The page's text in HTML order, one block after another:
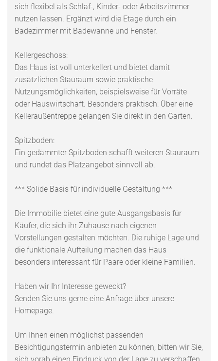
sich flexibel als Schlaf-, Kinder- oder Arbeitszimmer
nutzen lassen. Ergänzt wird die Etage durch ein
Badezimmer mit Badewanne und Fenster.
Kellergeschoss:
Das Haus ist voll unterkellert und bietet damit
zusätzlichen Stauraum sowie praktische
Nutzungsmöglichkeiten, beispielsweise für Vorräte
oder Hauswirtschaft. Besonders praktisch: Über eine
Kelleraußentreppe gelangen Sie direkt in den Garten.
Spitzboden:
Ein gedämmter Spitzboden schafft weiteren Stauraum
und rundet das Platzangebot sinnvoll ab.
*** Solide Basis für individuelle Gestaltung ***
Die Immobilie bietet eine gute Ausgangsbasis für
Käufer, die sich ihr Zuhause nach eigenen
Vorstellungen gestalten möchten. Die ruhige Lage und
die funktionale Aufteilung machen das Haus
besonders interessant für Paare oder kleine Familien.
Haben wir Ihr Interesse geweckt?
Senden Sie uns gerne eine Anfrage über unsere
Homepage.
Um Ihnen einen möglichst passenden
Besichtigungstermin anbieten zu können, bitten wir Sie,